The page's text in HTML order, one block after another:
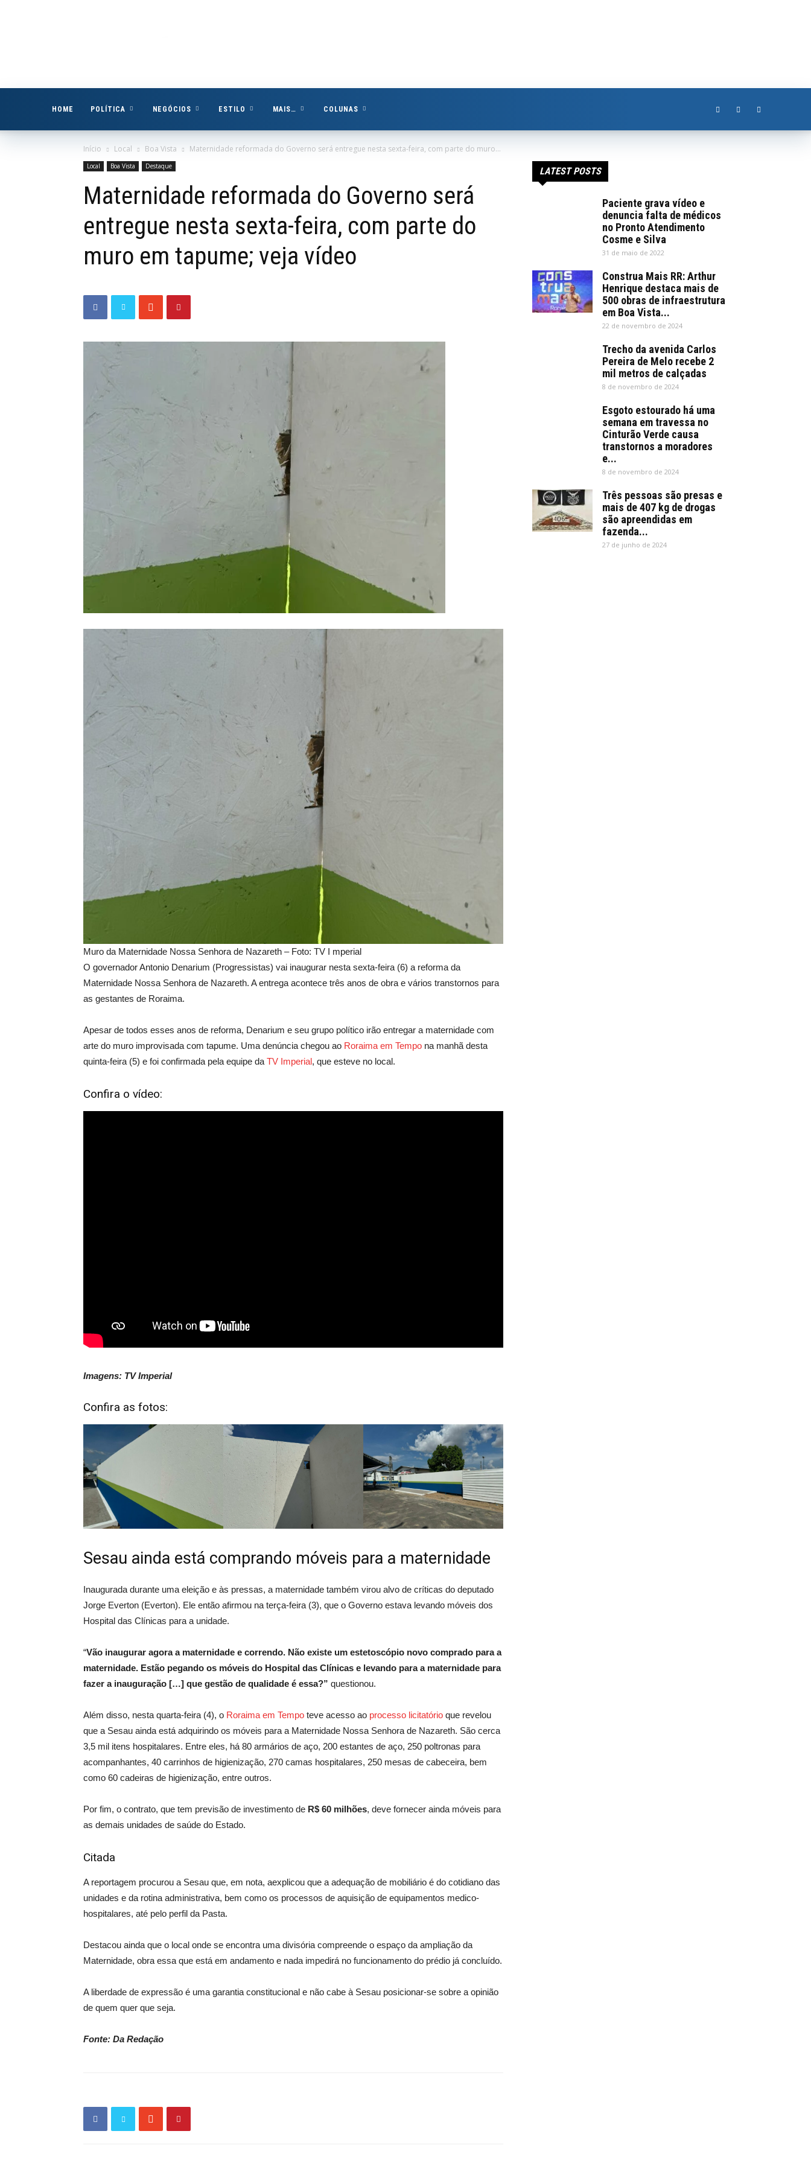
HOME POLÍTICA NEGÓCIOS ESTILO MAIS… COLUNAS
Início Local Boa Vista Maternidade reformada do Governo será entregue nesta sexta-feira, com parte do muro...
Local Boa Vista Destaque
Maternidade reformada do Governo será
entregue nesta sexta-feira, com parte do
muro em tapume; veja vídeo
Muro da Maternidade Nossa Senhora de Nazareth – Foto: TV I mperial
O governador Antonio Denarium (Progressistas) vai inaugurar nesta sexta-feira (6) a reforma da
Maternidade Nossa Senhora de Nazareth. A entrega acontece três anos de obra e vários transtornos para
as gestantes de Roraima.
Apesar de todos esses anos de reforma, Denarium e seu grupo político irão entregar a maternidade com
arte do muro improvisada com tapume. Uma denúncia chegou ao Roraima em Tempo na manhã desta
quinta-feira (5) e foi confirmada pela equipe da TV Imperial, que esteve no local.
Confira o vídeo:
Imagens: TV Imperial
Confira as fotos:
Sesau ainda está comprando móveis para a maternidade
Inaugurada durante uma eleição e às pressas, a maternidade também virou alvo de críticas do deputado
Jorge Everton (Everton). Ele então afirmou na terça-feira (3), que o Governo estava levando móveis dos
Hospital das Clínicas para a unidade.
“Vão inaugurar agora a maternidade e correndo. Não existe um estetoscópio novo comprado para a
maternidade. Estão pegando os móveis do Hospital das Clínicas e levando para a maternidade para
fazer a inauguração […] que gestão de qualidade é essa?” questionou.
Além disso, nesta quarta-feira (4), o Roraima em Tempo teve acesso ao processo licitatório que revelou
que a Sesau ainda está adquirindo os móveis para a Maternidade Nossa Senhora de Nazareth. São cerca
3,5 mil itens hospitalares. Entre eles, há 80 armários de aço, 200 estantes de aço, 250 poltronas para
acompanhantes, 40 carrinhos de higienização, 270 camas hospitalares, 250 mesas de cabeceira, bem
como 60 cadeiras de higienização, entre outros.
Por fim, o contrato, que tem previsão de investimento de R$ 60 milhões, deve fornecer ainda móveis para
as demais unidades de saúde do Estado.
Citada
A reportagem procurou a Sesau que, em nota, aexplicou que a adequação de mobiliário é do cotidiano das
unidades e da rotina administrativa, bem como os processos de aquisição de equipamentos medico-
hospitalares, até pelo perfil da Pasta.
Destacou ainda que o local onde se encontra uma divisória compreende o espaço da ampliação da
Maternidade, obra essa que está em andamento e nada impedirá no funcionamento do prédio já concluído.
A liberdade de expressão é uma garantia constitucional e não cabe à Sesau posicionar-se sobre a opinião
de quem quer que seja.
Fonte: Da Redação
LATEST POSTS
Paciente grava vídeo e
denuncia falta de médicos
no Pronto Atendimento
Cosme e Silva
31 de maio de 2022
Construa Mais RR: Arthur
Henrique destaca mais de
500 obras de infraestrutura
em Boa Vista...
22 de novembro de 2024
Trecho da avenida Carlos
Pereira de Melo recebe 2
mil metros de calçadas
8 de novembro de 2024
Esgoto estourado há uma
semana em travessa no
Cinturão Verde causa
transtornos a moradores
e...
8 de novembro de 2024
Três pessoas são presas e
mais de 407 kg de drogas
são apreendidas em
fazenda...
27 de junho de 2024